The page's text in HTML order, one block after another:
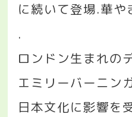
に続いて登場.華や
.
ロンドン生まれの
エミリーバーニン
日本文化に影響を